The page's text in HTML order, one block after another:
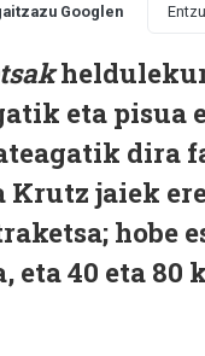
Googlen
eta pisua
dira
Krutz jaiek
hobe
eta 40 eta 80